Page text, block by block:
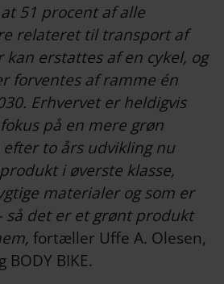
51 procent af alle
relateret til transport af
kan erstattes af en cykel, og
forventes af ramme én
Erhvervet er heldigvis
på en mere grøn
to års udvikling nu
i øverste klasse,
materialer og som er
så det er et grønt produkt
fortæller Uffe A. Olesen,
BODY BIKE.